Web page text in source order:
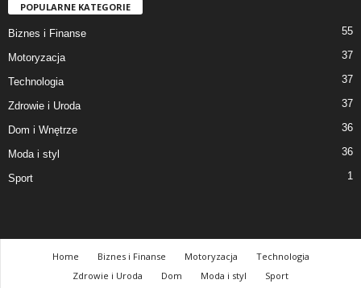
POPULARNE KATEGORIE
Biznes i Finanse 55
Motoryzacja 37
Technologia 37
Zdrowie i Uroda 37
Dom i Wnętrze 36
Moda i styl 36
Sport 1
Home Biznes i Finanse Motoryzacja
Technologia
Zdrowie i Uroda
Dom Moda i styl Sport